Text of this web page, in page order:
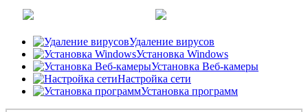
Удаление вирусов
Установка Windows
Установка Веб-камеры
Настройка сети
Установка программ